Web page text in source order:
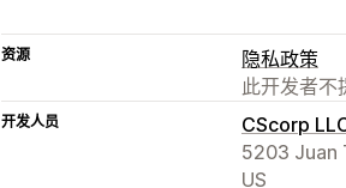
资源
隐私政策
此开发者不
开发人员
CScorp
5203 Juan
US